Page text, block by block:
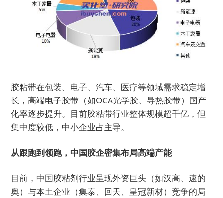
胶粘带在包装、电子、汽车、医疗等领域需求稳定增
长，高端电子胶带（如OCA光学胶、导热胶带）国产
化率逐步提升。目前胶粘带行业整体规模超千亿，但
集中度较低，中小企业占主导。
从跟跑到领跑，中国胶企密集布局高端产能
目前，中国胶粘剂行业呈现外资巨头（如汉高、速的
奥）与本土企业（集泰、回天、皇冠新材）竞争的局